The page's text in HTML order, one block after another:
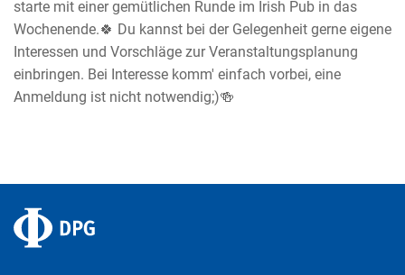
starte mit einer gemütlichen Runde im Irish Pub in das
Wochenende.🍀 Du kannst bei der Gelegenheit gerne eigene
Interessen und Vorschläge zur Veranstaltungsplanung
einbringen. Bei Interesse komm' einfach vorbei, eine
Anmeldung ist nicht notwendig;)🍻